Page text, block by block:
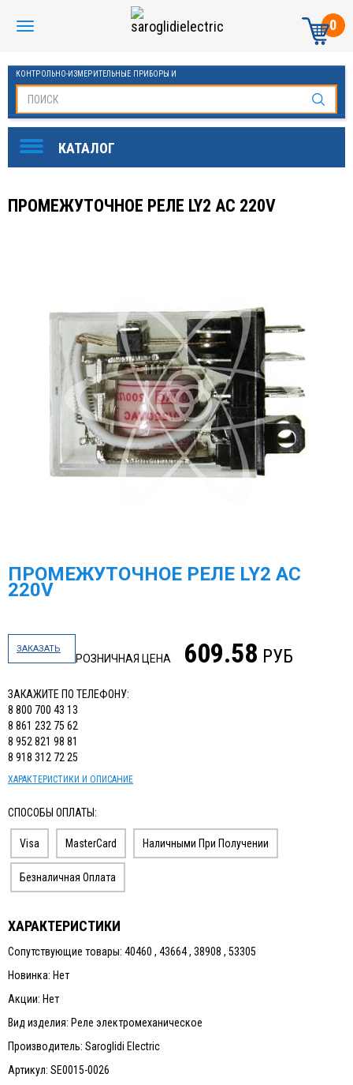
0
КОНТРОЛЬНО-ИЗМЕРИТЕЛЬНЫЕ ПРИБОРЫ И
ПРОМЕЖУТОЧНОЕ РЕЛЕ LY2 AC 220V
ПРОМЕЖУТОЧНОЕ РЕЛЕ LY2 AC
220V
ЗАКАЗАТЬ
РОЗНИЧНАЯ ЦЕНА 609.58 РУБ
ЗАКАЖИТЕ ПО ТЕЛЕФОНУ:
8 800 700 43 13
8 861 232 75 62
8 952 821 98 81
8 918 312 72 25
ХАРАКТЕРИСТИКИ И ОПИСАНИЕ
СПОСОБЫ ОПЛАТЫ:
Visa MasterCard Наличными При Получении
Безналичная Оплата
ХАРАКТЕРИСТИКИ
Сопутствующие товары: 40460 , 43664 , 38908 , 53305
Новинка: Нет
Акции: Нет
Вид изделия: Реле электромеханическое
Производитель: Saroglidi Electric
Артикул: SE0015-0026